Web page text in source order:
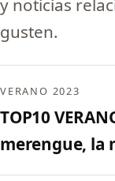
y noticias
gusten.
VERANO 2023
TOP10
merengue, la